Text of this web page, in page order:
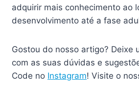
adquirir mais conhecimento ao
desenvolvimento até a fase
Gostou do nosso artigo? Deixe
com as suas dúvidas e
Code no Instagram! Visite o